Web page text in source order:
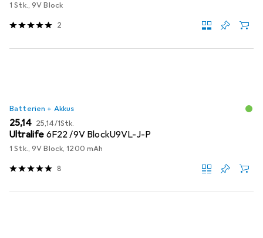
1 Stk., 9V Block
2
Batterien + Akkus
EUR
25,14 EUR
25,14/1Stk.
Ultralife 6F22 /9V BlockU9VL-J-P
1 Stk., 9V Block, 1200 mAh
8